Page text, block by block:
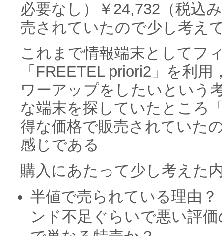
必要なし）￥24,732（税込
売されていたので少し考え
これまで情報端末としてフ
「FREETEL priori2」を利
ワーアップをしたいという
な端末を探していたところ
得な価格で販売されていた
感じである
購入にあたって少し考えた
半値で売られている理由
ンド不足ぐらいで悪い評